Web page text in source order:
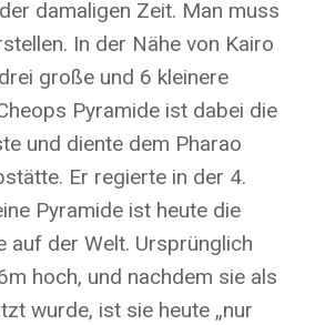
damaligen Zeit. Man muss
In der Nähe von Kairo
große und 6 kleinere
Pyramide ist dabei die
und diente dem Pharao
Er regierte in der 4.
Pyramide ist heute die
auf der Welt. Ursprünglich
hoch, und nachdem sie als
wurde, ist sie heute „nur